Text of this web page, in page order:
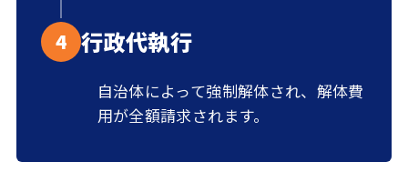
4 行政代執行
自治体によって強制解体され、解体費
用が全額請求されます。